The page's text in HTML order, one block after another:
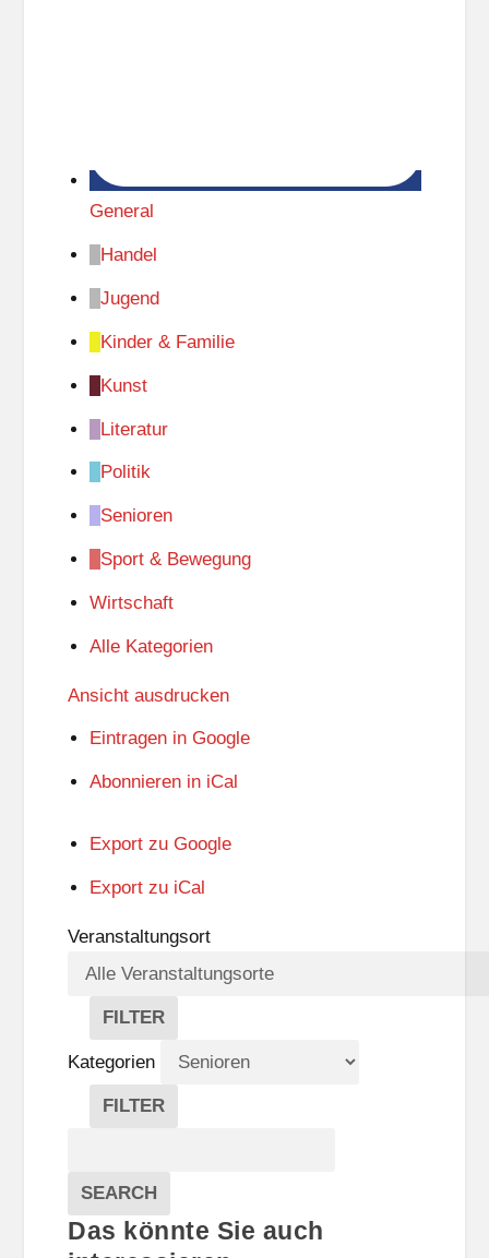
General
Handel
Jugend
Kinder & Familie
Kunst
Literatur
Politik
Senioren
Sport & Bewegung
Wirtschaft
Alle Kategorien
Ansicht ausdrucken
Eintragen in Google
Abonnieren in iCal
Export zu Google
Export zu iCal
Veranstaltungsort
FILTER
V
E
R
A
A
L
T
Kategorien
FILTER
E
G
O
Veranstaltungen
SEARCH
Das könnte Sie auch